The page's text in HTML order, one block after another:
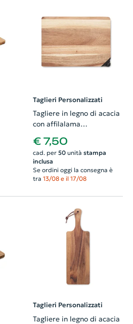
Taglieri Personalizzati
Tagliere in legno di acacia
con affilalama
24.5X17.5X1.5 CM
€ 7,50
cad. per 50unità stampa
inclusa
Se ordini oggi la consegna è
tra 13/08 e il 17/08
Taglieri Personalizzati
Tagliere in legno di acacia